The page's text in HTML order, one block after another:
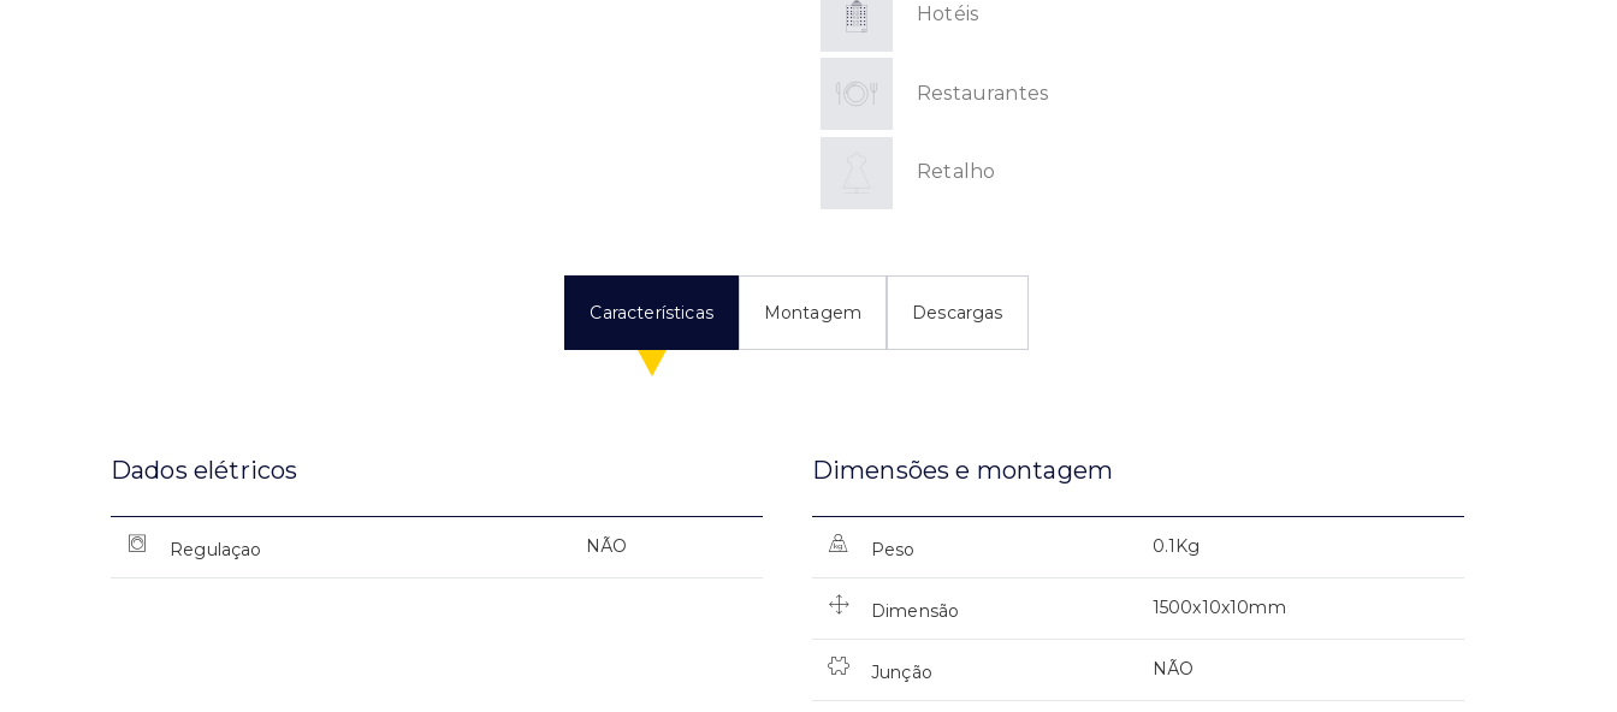
Hotéis
Restaurantes
Retalho
Características Montagem Descargas
Dados elétricos
Regulaçao NÃO
Dimensões e montagem
Peso 0.1Kg
Dimensão 1500x10x10mm
Junção NÃO